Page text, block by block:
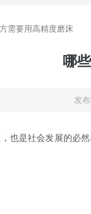
需要用高精度磨床
哪
发
也是社会发展的必